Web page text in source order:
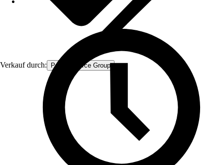
Verkauf durch: Procommerce Group